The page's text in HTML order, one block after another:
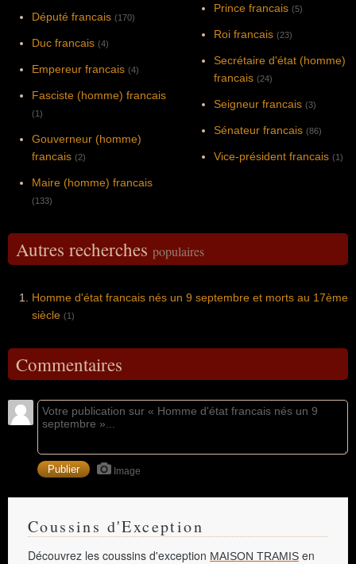
Député francais (170)
Duc francais (4)
Empereur francais (4)
Fasciste (homme) francais
(1)
Gouverneur (homme)
francais (2)
Maire (homme) francais
(133)
Prince francais (5)
Roi francais (23)
Secrétaire d'état (homme)
francais (24)
Seigneur francais (3)
Sénateur francais (86)
Vice-président francais (1)
Autres recherches populaires
Homme d'état francais nés un 9 septembre et morts au 17ème
siècle (1)
Commentaires
Image
Coussins d'Exception
Découvrez les coussins d'exception MAISON TRAMIS en